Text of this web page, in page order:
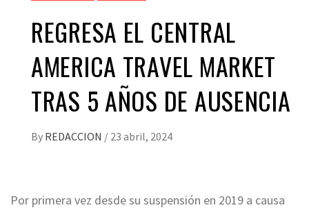
REGRESA EL CENTRAL
AMERICA TRAVEL MARKET
TRAS 5 AÑOS DE AUSENCIA
By REDACCION / 23 abril, 2024
Por primera vez desde su suspensión en 2019 a causa